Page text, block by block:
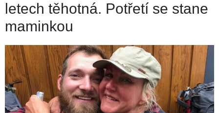
letech těhotná. Potřetí se stane
maminkou